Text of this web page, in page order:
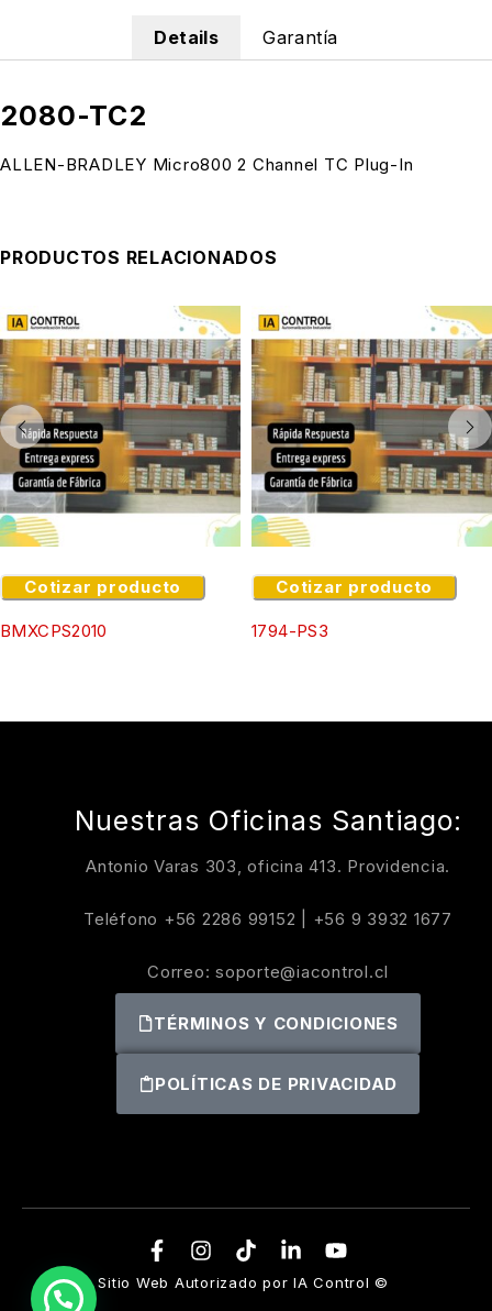
Details Garantía
2080-TC2
ALLEN-BRADLEY Micro800 2 Channel TC Plug-In
PRODUCTOS RELACIONADOS
Cotizar producto
BMXCPS2010
Cotizar producto
1794-PS3
Nuestras Oficinas Santiago:
Antonio Varas 303, oficina 413. Providencia.
Teléfono +56 2286 99152 +56 9 3932 1677
Correo: soporte@iacontrol.cl
TÉRMINOS Y CONDICIONES
POLÍTICAS DE PRIVACIDAD
Sitio Web Autorizado por IA Control ©